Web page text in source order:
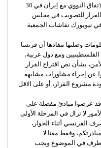
طرح هذه الخطوة إلى حين الانتهاء من الاتفاق النووي مع إيران في 30
للتصويت في مجلس
نيويورك نقاشات الجمعية
وصلتها مفادها أن فرنسا
ومع دول عربية،
بشأن نص اقتراح القرار
عن إجراء مشاورات مشابهة
مشروع القرار، أو على الاقل
قد عرضوا مبادئ مفصلة على
لا تزال في المرحلة الأولى
الفرنسي أثناء الحوار،
وفقط معنا لا
طرف في الموضوع ويجب